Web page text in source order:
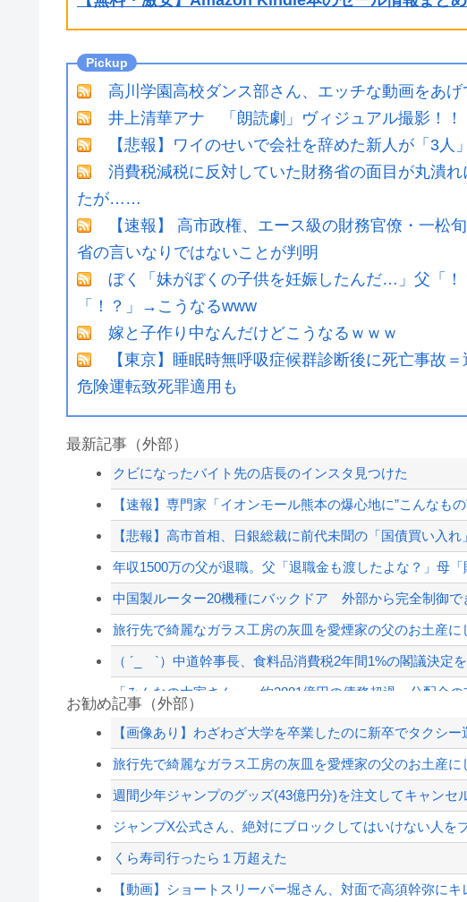
高川学園高校ダンス部さん、エッチな動画をあげ
井上清華アナ 「朗読劇」ヴィジュアル撮影！！
【悲報】ワイのせいで会社を辞めた新人が「3人
消費税減税に反対していた財務省の面目が丸潰
たが……
【速報】 高市政権、エース級の財務官僚・一松
省の言いなりではないことが判明
ぼく「妹がぼくの子供を妊娠したんだ…」父「！
「！？」→こうなるwww
嫁と子作り中なんだけどこうなるｗｗｗ
【東京】睡眠時無呼吸症候群診断後に死亡事故
危険運転致死罪適用も
最新記事（外部）
クビになったバイト先の店長のインスタ見つけた
【速報】専門家「イオンモール熊本の爆心地に”こんなも
【悲報】高市首相、日銀総裁に前代未聞の「国債買い入れ
年収1500万の父が退職。父「退職金も渡したよな？」母
中国製ルーター20機種にバックドア 外部から完全制御で
旅行先で綺麗なガラス工房の灰皿を愛煙家の父のお土産
（ ´_ゝ`）中道幹事長、食料品消費税2年間1%の閣議決定
「みんなの大家さん」、約2881億円の債務超過 分配金の
【高評価】戌神ころねと楽しむ『めっちゃカメレオン』の
参政党・神谷代表、高市政権の食料品減税を「天下の愚策
【悲報】トランプ肝入りの「戦艦トランプ」、一隻作るの
【悲報】渡邊渚さん「キスしろよ」のヤジでPTSD発症時
【配信者】「金バエ」のSNS更新が1週間途絶え、様々な
【緊急速報】NYで警官が黒人男性の首を絞め、暴動第二
お勧め記事（外部）
【画像あり】わざわざ大学を卒業したのに新卒でタクシ
旅行先で綺麗なガラス工房の灰皿を愛煙家の父のお土産
週間少年ジャンプのグッズ(43億円分)を注文してキャンセ
ジャンプX公式さん、絶対にブロックしてはいけない人を
くら寿司行ったら１万超えた
【動画】ショートスリーパー堀さん、対面で高須幹弥に